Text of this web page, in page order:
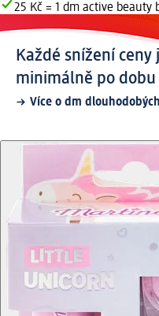
25 Kč = 1 dm active beauty
Každé snížení
minimálně po dobu
Více o dm